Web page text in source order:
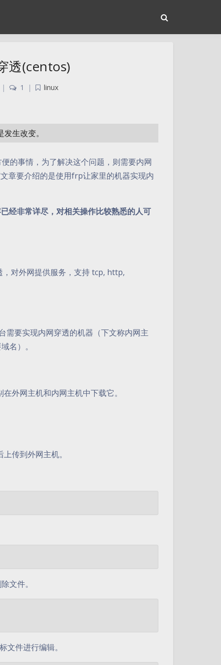
透(centos)
| 1 |
linux
生改变。
的事情，为了解决这个问题，则需要内网
章要介绍的是使用frp让家里的机器实现内
已经非常详尽，对相关操作比较熟悉的人可
对外网提供服务，支持 tcp, http,
需要实现内网穿透的机器（下文称内网主
名）。
外网主机和内网主机中下载它。
传到外网主机。
文件。
文件进行编辑。